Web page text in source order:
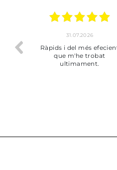
Bien pero soy de Vilafranca
y no me ha dejado recoger